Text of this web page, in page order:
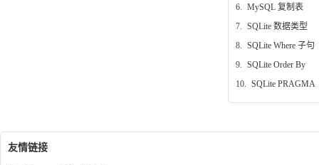
6. MySQL 复制表
7. SQLite 数据类型
8. SQLite Where 子句
9. SQLite Order By
10. SQLite PRAGMA
友情链接